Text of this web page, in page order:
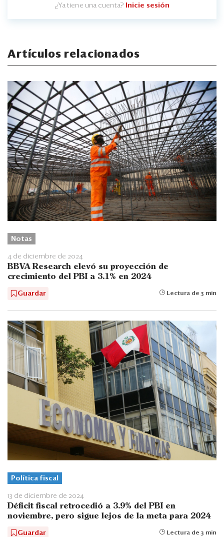
¿Ya tiene una cuenta? Inicie sesión
Artículos relacionados
Notas
4 de diciembre de 2024
BBVA Research elevó su proyección de
crecimiento del PBI a 3.1% en 2024
Guardar Lectura de 3 min
Política fiscal
13 de diciembre de 2024
Déficit fiscal retrocedió a 3.9% del PBI en
noviembre, pero sigue lejos de la meta para 2024
Guardar Lectura de 3 min